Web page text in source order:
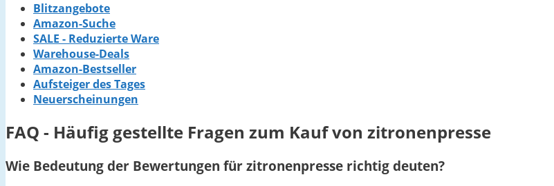
Blitzangebote
Amazon-Suche
SALE - Reduzierte Ware
Warehouse-Deals
Amazon-Bestseller
Aufsteiger des Tages
Neuerscheinungen
FAQ - Häufig gestellte Fragen zum Kauf von zitronenpresse
Wie Bedeutung der Bewertungen für zitronenpresse richtig deuten?